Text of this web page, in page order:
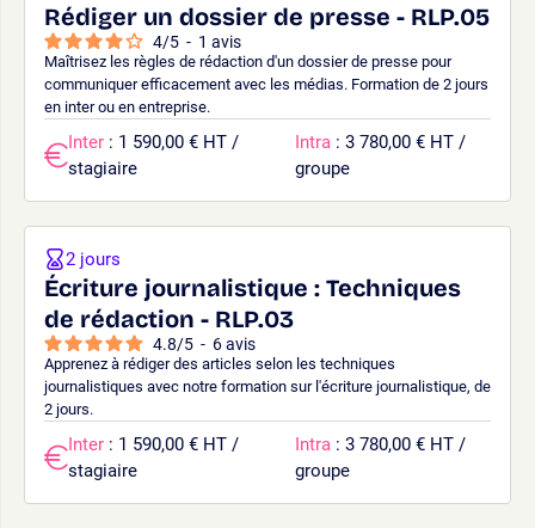
Rédiger un dossier de presse - RLP.05
4/5 - 1 avis
Maîtrisez les règles de rédaction d'un dossier de presse pour
communiquer efficacement avec les médias. Formation de 2 jours
en inter ou en entreprise.
Inter : 1 590,00 € HT /
stagiaire
Intra : 3 780,00 € HT /
groupe
Écriture journalistique : Techniques
de rédaction - RLP.03
4.8/5 - 6avis
Apprenez à rédiger des articles selon les techniques
journalistiques avec notre formation sur l'écriture journalistique, de
2 jours.
2 jours
Inter : 1 590,00 € HT /
stagiaire
Intra : 3 780,00 € HT /
groupe